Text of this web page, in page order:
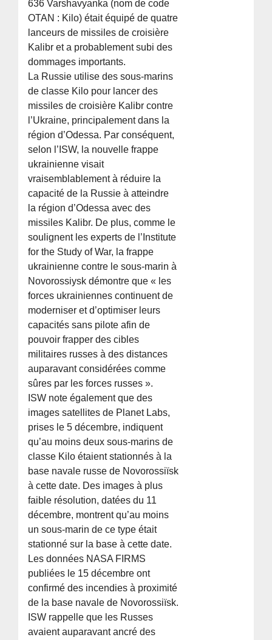
636 Varshavyanka (nom de code
OTAN : Kilo) était équipé de quatre
lanceurs de missiles de croisière
Kalibr et a probablement subi des
dommages importants.
La Russie utilise des sous-marins
de classe Kilo pour lancer des
missiles de croisière Kalibr contre
l’Ukraine, principalement dans la
région d’Odessa. Par conséquent,
selon l’ISW, la nouvelle frappe
ukrainienne visait
vraisemblablement à réduire la
capacité de la Russie à atteindre
la région d’Odessa avec des
missiles Kalibr. De plus, comme le
soulignent les experts de l’Institute
for the Study of War, la frappe
ukrainienne contre le sous-marin à
Novorossiysk démontre que « les
forces ukrainiennes continuent de
moderniser et d’optimiser leurs
capacités sans pilote afin de
pouvoir frapper des cibles
militaires russes à des distances
auparavant considérées comme
sûres par les forces russes ».
ISW note également que des
images satellites de Planet Labs,
prises le 5 décembre, indiquent
qu’au moins deux sous-marins de
classe Kilo étaient stationnés à la
base navale russe de Novorossiïsk
à cette date. Des images à plus
faible résolution, datées du 11
décembre, montrent qu’au moins
un sous-marin de ce type était
stationné sur la base à cette date.
Les données NASA FIRMS
publiées le 15 décembre ont
confirmé des incendies à proximité
de la base navale de Novorossiïsk.
ISW rappelle que les Russes
avaient auparavant ancré des